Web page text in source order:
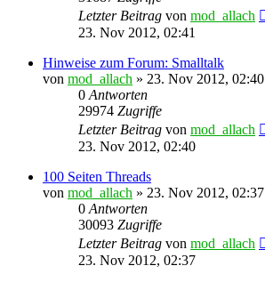
Letzter Beitrag von mod_allach
23. Nov 2012, 02:41
Hinweise zum Forum: Smalltalk
von mod_allach » 23. Nov 2012, 02:40
0Antworten
29974 Zugriffe
Letzter Beitrag von mod_allach
23. Nov 2012, 02:40
100 Seiten Threads
von mod_allach » 23. Nov 2012, 02:37
0Antworten
30093 Zugriffe
Letzter Beitrag von mod_allach
23. Nov 2012, 02:37